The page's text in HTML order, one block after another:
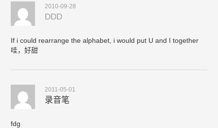
2010-09-28
DDD
If i could rearrange the alphabet, i would put U and I together
哇，好甜
2011-05-01
录音笔
fdg